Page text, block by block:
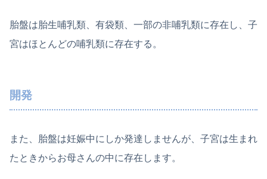
胎盤は胎生哺乳類、有袋類、一部の非哺乳類に存在し、子
宮はほとんどの哺乳類に存在する。
開発
また、胎盤は妊娠中にしか発達しませんが、子宮は生まれ
たときからお母さんの中に存在します。